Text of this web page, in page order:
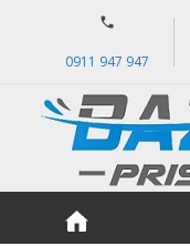
0911 947 947